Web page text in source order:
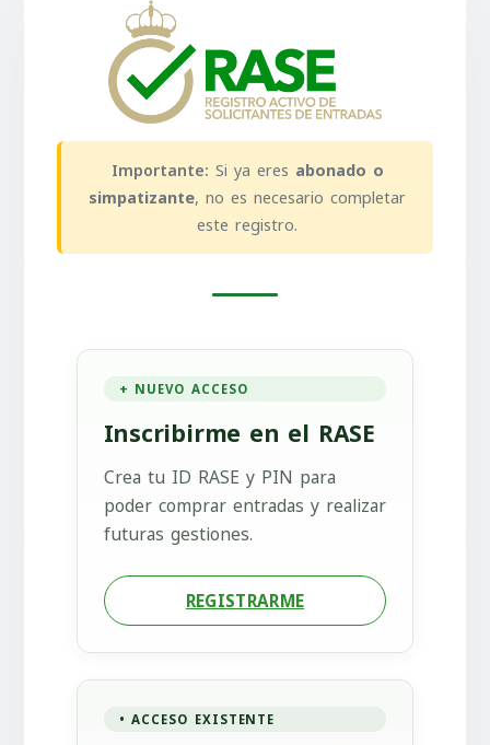
Importante: Si ya eres abonado o
simpatizante, no es necesario completar
este registro.
NUEVO ACCESO
Inscribirme en el RASE
Crea tu ID RASE y PIN para
poder comprar entradas y realizar
futuras gestiones.
REGISTRARME
ACCESO EXISTENTE